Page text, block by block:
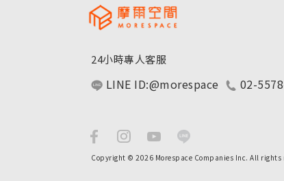
24小時專人客服
LINE ID:@morespace 02-
Copyright © 2026 Morespace Companies Inc. All rights